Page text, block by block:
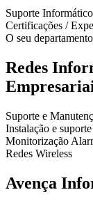
Suporte
Certificações /
O seu
Redes
Suporte e
Instalação e suporte
Monitorização
Redes Wireless
Avença